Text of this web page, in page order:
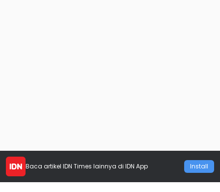
Baca artikel IDN Times lainnya di IDN App Install